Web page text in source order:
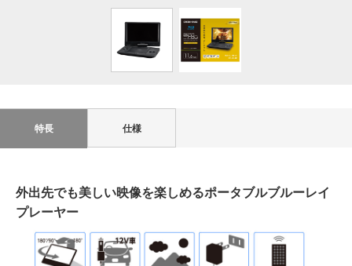
特長 仕様
外出先でも美しい映像を楽しめるポータブルブルーレイ
プレーヤー